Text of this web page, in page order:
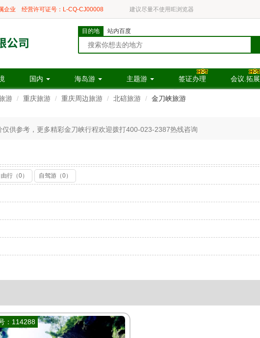
企业 经营许可证号：L-CQ-CJ00008 建议尽量不使用IE浏览器
目的地 站内百度
国内 海岛游 主题游 签证办理 会议.拓展
游 重庆旅游 重庆周边旅游 北碚旅游 金刀峡旅游
供参考，更多精彩金刀峡行程欢迎拨打400-023-2387热线咨询
行（0） 自驾游（0）
：114288